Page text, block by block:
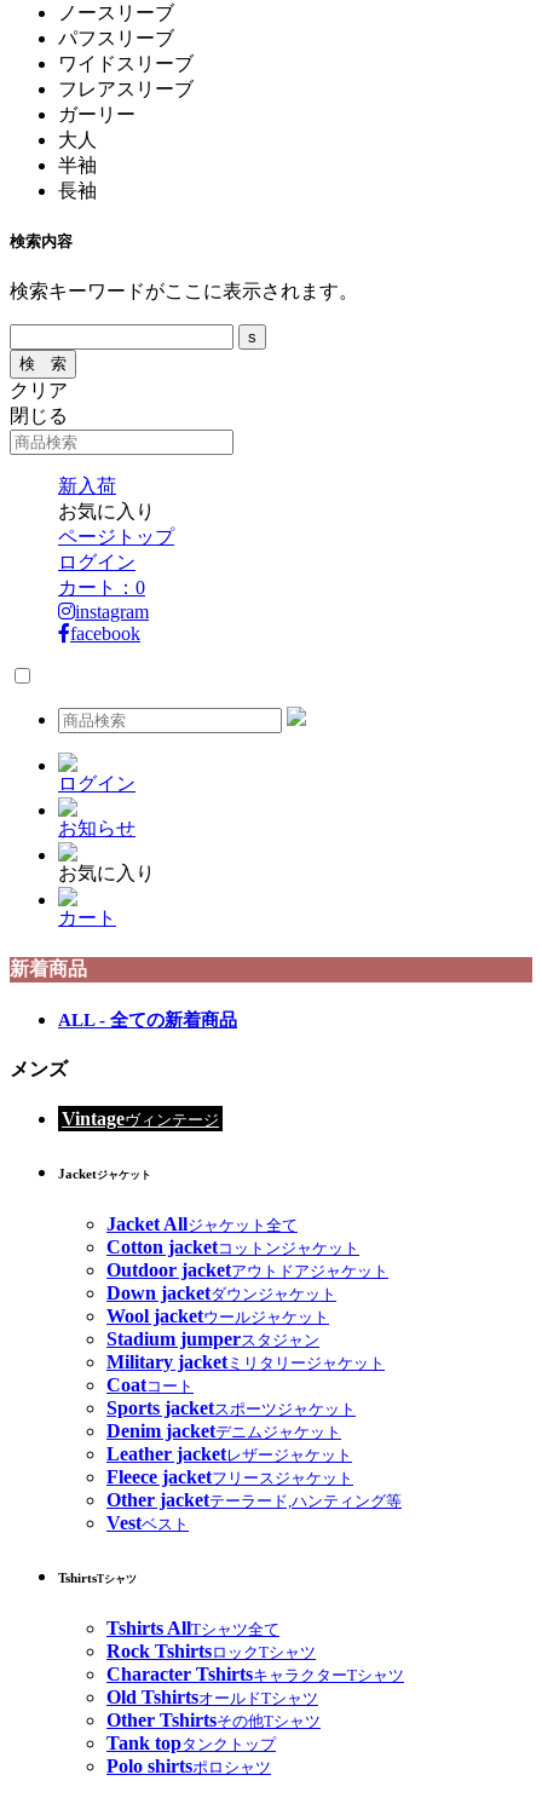
ノースリーブ
パフスリーブ
ワイドスリーブ
フレアスリーブ
ガーリー
大人
半袖
長袖
検索内容
検索キーワードがここに表示されます。
クリア
閉じる
新入荷
お気に入り
ページトップ
ログイン
カート： 0
instagram
facebook
ログイン
お知らせ
お気に入り
カート
新着商品
ALL - 全ての新着商品
メンズ
Vintageヴィンテージ
Jacketジャケット
Jacket Allジャケット全て
Cotton jacketコットンジャケット
Outdoor jacketアウトドアジャケット
Down jacketダウンジャケット
Wool jacketウールジャケット
Stadium jumperスタジャン
Military jacketミリタリージャケット
Coatコート
Sports jacketスポーツジャケット
Denim jacketデニムジャケット
Leather jacketレザージャケット
Fleece jacketフリースジャケット
Other jacketテーラード,ハンティング等
Vestベスト
TshirtsTシャツ
Tshirts AllTシャツ全て
Rock TshirtsロックTシャツ
Character TshirtsキャラクターTシャツ
Old TshirtsオールドTシャツ
Other Tshirtsその他Tシャツ
Tank topタンクトップ
Polo shirtsポロシャツ